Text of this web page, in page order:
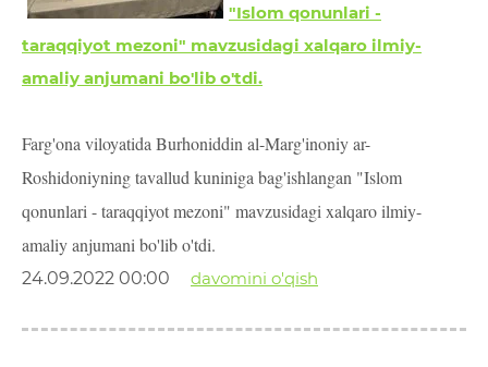
"Islom qonunlari -
taraqqiyot mezoni" mavzusidagi xalqaro ilmiy-
amaliy anjumani bo'lib o'tdi.
Farg'ona viloyatida Burhoniddin al-Marg'inoniy ar-
Roshidoniyning tavallud kuniniga bag'ishlangan "Islom
qonunlari - taraqqiyot mezoni" mavzusidagi xalqaro ilmiy-
amaliy anjumani bo'lib o'tdi.
24.09.2022 00:00 davomini o'qish